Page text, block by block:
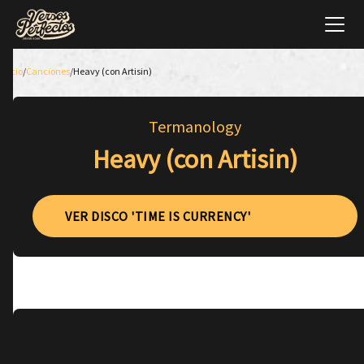
Inicio/Canciones/Heavy (con Artisin)
Termanology
Heavy (con Artisin)
VER DISCO 'TIME IS CURRENCY'